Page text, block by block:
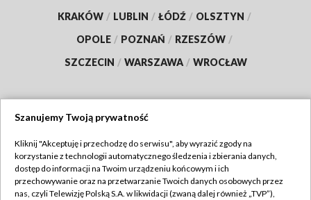
KRAKÓW / LUBLIN / ŁÓDŹ / OLSZTYN /
OPOLE / POZNAŃ / RZESZÓW /
SZCZECIN / WARSZAWA / WROCŁAW
TVP
Abonament TVP
Regulamin TVP
Szanujemy Twoją prywatność
Kliknij "Akceptuję i przechodzę do serwisu", aby wyrazić zgody na
korzystanie z technologii automatycznego śledzenia i zbierania danych,
dostęp do informacji na Twoim urządzeniu końcowym i ich
przechowywanie oraz na przetwarzanie Twoich danych osobowych przez
nas, czyli Telewizję Polską S.A. w likwidacji (zwaną dalej również „TVP”),